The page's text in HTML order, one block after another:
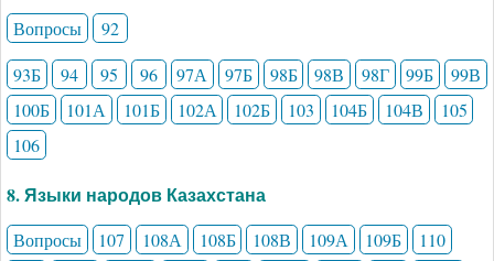
Вопросы
92
93Б
94 95 96 97А 97Б 98Б 98В 98Г 99Б
99В
100Б
101А 101Б 102А 102Б 103 104Б 104В
105
106
8. Языки народов Казахстана
Вопросы 107 108А 108Б 108В 109А 109Б 110